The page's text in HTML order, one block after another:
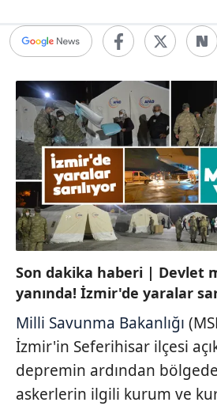
Son dakika haberi | Devlet
yanında! İzmir'de yaralar
Milli Savunma Bakanlığı
İzmir'in Seferihisar ilçesi
depremin ardından
askerlerin ilgili kurum ve